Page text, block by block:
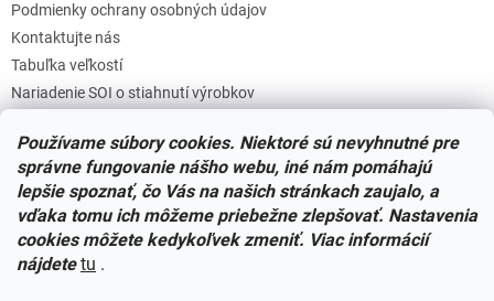
Používame súbory cookies. Niektoré sú nevyhnutné pre
správne fungovanie nášho webu, iné nám pomáhajú
lepšie spoznať, čo Vás na našich stránkach zaujalo, a
vďaka tomu ich môžeme priebežne zlepšovať. Nastavenia
cookies môžete kedykoľvek zmeniť. Viac informácií
nájdete tu .
Podmienky ochrany osobných údajov
Kontaktujte nás
Tabuľka veľkostí
Nariadenie SOI o stiahnutí výrobkov
Zásady súborov COOKIES
Facebook